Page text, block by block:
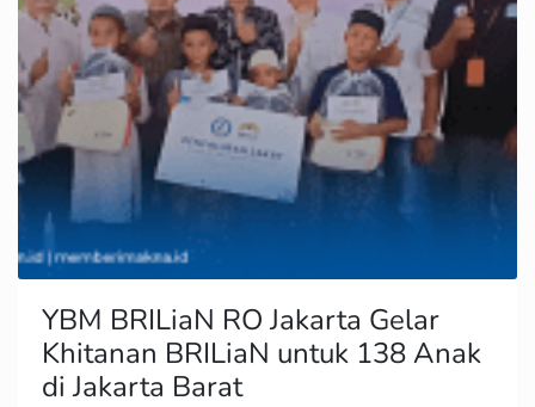
YBM BRILiaN RO Jakarta Gelar
Khitanan BRILiaN untuk 138 Anak
di Jakarta Barat